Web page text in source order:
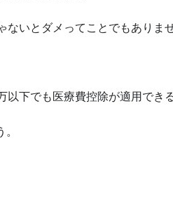
いとダメってことでもありませ
下でも医療費控除が適用でき